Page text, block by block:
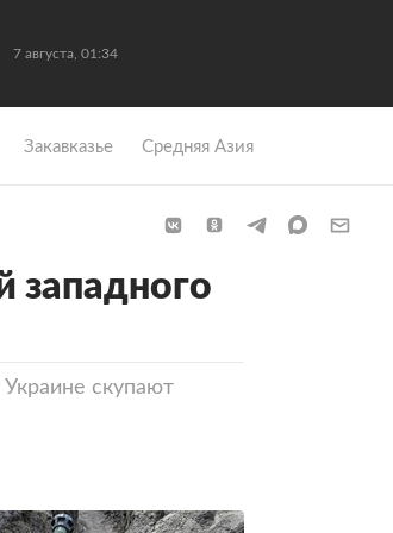
7 августа, 01:34
Закавказье Средняя Азия
западного
скупают